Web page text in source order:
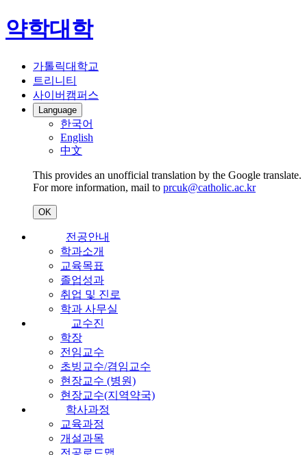
약학대학
가톨릭대학교
트리니티
사이버캠퍼스
Language
한국어
English
中文
This provides an unofficial translation by the Google translate.
For more information, mail to prcuk@catholic.ac.kr
OK
전공안내
학과소개
교육목표
졸업성과
취업 및 진로
학과 사무실
교수진
학장
전임교수
초빙교수/겸임교수
현장교수 (병원)
현장교수(지역약국)
학사과정
교육과정
개설과목
전공로드맵